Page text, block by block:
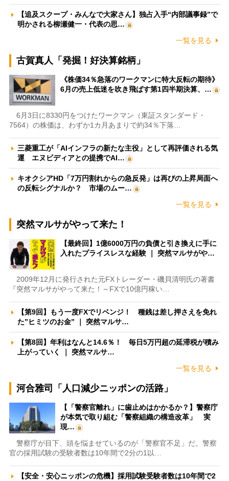
【追及スクープ・みんなで大家さん】独占入手“内部議事録”で
明かされる柳瀬健一・代表の思…
一覧を見る
古賀真人「発掘！好決算銘柄」
《株価34％急落のワークマンに特大反転の期待》
6月の売上低迷を吹き飛ばす第1四半期決算、…
6月3日に8330円をつけたワークマン（東証スタンダード・
7564）の株価は、わずか1カ月あまりで約34％下落…
三菱重工が「AIインフラの新たな主役」として再評価される気
運 エヌビディアとの提携でAI…
キオクシアHD「7万円割れからの急反発」は再びの上昇局面へ
の反転シグナルか？ 市場のムー…
一覧を見る
突然マルサがやって来た！
【最終回】1億6000万円の負債と引き換えに手に
入れたプライスレスな経験 ｜ 突然マルサがや…
2009年12月に発行された元FXトレーダー・磯貝清明氏の著書
『突然マルサがやって来た！～FXで10億円稼い…
【第9回】もう一度FXでリベンジ！ 種銭は差し押さえを免れ
た”ヒミツのお金” ｜ 突然マルサ…
【第8回】年利はなんと14.6％！ 毎日5万円超の延滞税が積み
上がっていく ｜ 突然マルサ…
一覧を見る
河合雅司「人口減少ニッポンの活路」
【「警察官離れ」に歯止めはかかるか？】警察庁
が本気で取り組む「警察組織の構造改革」 実
現…
警察庁が目下、頭を悩ませているのが「警察官不足」だ。警察
官の採用試験の受験者数は10年間で2分の1以…
【安全・安心ニッポンの危機】採用試験受験者数は10年間で2